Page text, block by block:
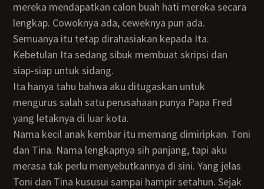
mereka mendapatkan calon buah hati mereka secara
lengkap. Cowoknya ada, ceweknya pun ada.
Semuanya itu tetap dirahasiakan kepada Ita.
Kebetulan Ita sedang sibuk membuat skripsi dan
siap-siap untuk sidang.
Ita hanya tahu bahwa aku ditugaskan untuk
mengurus salah satu perusahaan punya Papa Fred
yang letaknya di luar kota.
Nama kecil anak kembar itu memang dimiripkan. Toni
dan Tina. Nama lengkapnya sih panjang, tapi aku
merasa tak perlu menyebutkannya di sini. Yang jelas
Toni dan Tina kususui sampai hampir setahun. Sejak